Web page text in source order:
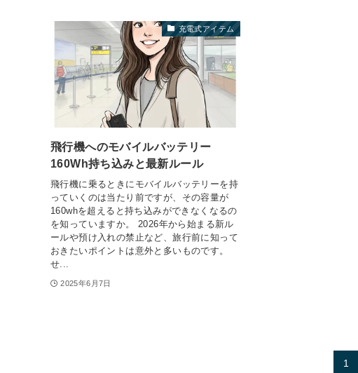
充電式アイテム
飛行機へのモバイルバッテリー
160Wh持ち込みと最新ルール
飛行機に乗るときにモバイルバッテリーを持
っていくのは当たり前ですが、その容量が
160whを超えると持ち込みができなくなるの
を知っていますか。 2026年から始まる新ル
ールや預け入れの禁止など、旅行前に知って
おきたいポイントは意外と多いものです。
せ...
2025年6月7日
1